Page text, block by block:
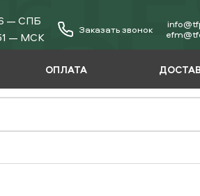
— СПБ
— МСК
Заказать звонок
ОПЛАТА